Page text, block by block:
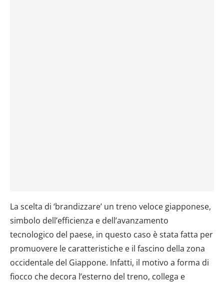
La scelta di ‘brandizzare’ un treno veloce giapponese,
simbolo dell’efficienza e dell’avanzamento
tecnologico del paese, in questo caso è stata fatta per
promuovere le caratteristiche e il fascino della zona
occidentale del Giappone. Infatti, il motivo a forma di
fiocco che decora l’esterno del treno, collega e